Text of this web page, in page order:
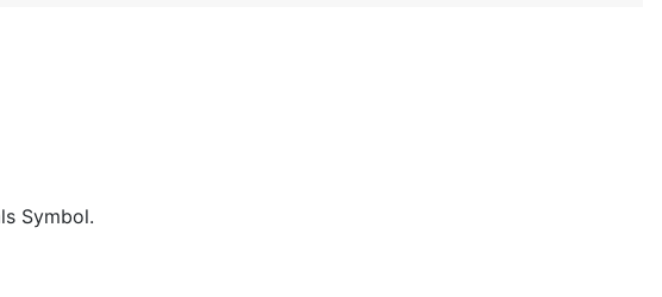
Symbol.